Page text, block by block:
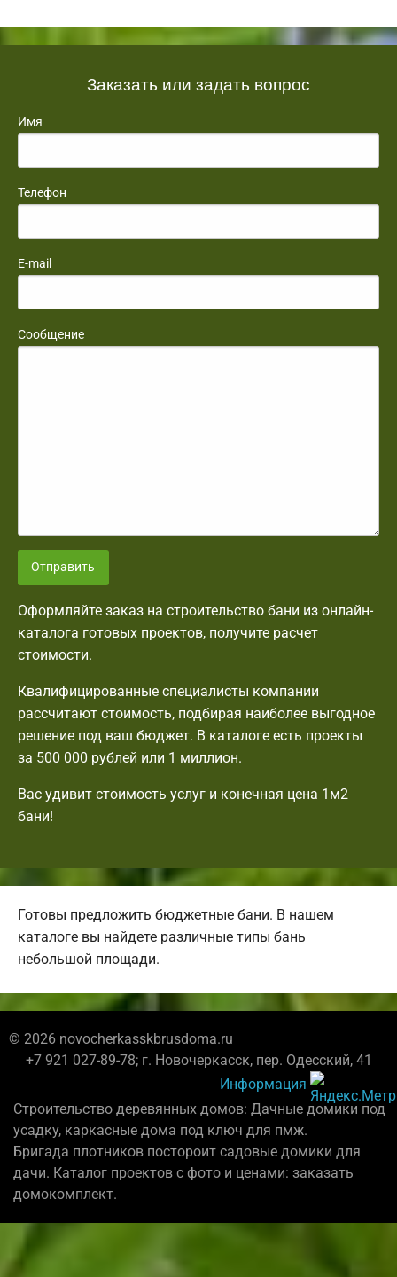
Заказать или задать вопрос
Имя
Телефон
E-mail
Сообщение
Отправить
Оформляйте заказ на строительство бани из онлайн-
каталога готовых проектов, получите расчет
стоимости.
Квалифицированные специалисты компании
рассчитают стоимость, подбирая наиболее выгодное
решение под ваш бюджет. В каталоге есть проекты
за 500 000 рублей или 1 миллион.
Вас удивит стоимость услуг и конечная цена 1м2
бани!
Готовы предложить бюджетные бани. В нашем
каталоге вы найдете различные типы бань
небольшой площади.
© 2026 novocherkasskbrusdoma.ru
+7 921 027-89-78; г. Новочеркасск, пер. Одесский, 41
Информация
Строительство деревянных домов: Дачные домики под
усадку, каркасные дома под ключ для пмж.
Бригада плотников постороит садовые домики для
дачи. Каталог проектов с фото и ценами: заказать
домокомплект.